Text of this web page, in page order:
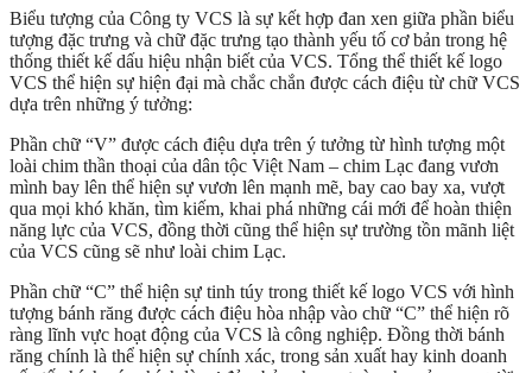
Biểu tượng của Công ty VCS là sự kết hợp đan xen giữa phần biểu
tượng đặc trưng và chữ đặc trưng tạo thành yếu tố cơ bản trong hệ
thống thiết kế dấu hiệu nhận biết của VCS. Tổng thể thiết kế logo
VCS thể hiện sự hiện đại mà chắc chắn được cách điệu từ chữ VCS
dựa trên những ý tưởng:
Phần chữ “V” được cách điệu dựa trên ý tưởng từ hình tượng một
loài chim thần thoại của dân tộc Việt Nam – chim Lạc đang vươn
mình bay lên thể hiện sự vươn lên mạnh mẽ, bay cao bay xa, vượt
qua mọi khó khăn, tìm kiếm, khai phá những cái mới để hoàn thiện
năng lực của VCS, đồng thời cũng thể hiện sự trường tồn mãnh liệt
của VCS cũng sẽ như loài chim Lạc.
Phần chữ “C” thể hiện sự tinh túy trong thiết kế logo VCS với hình
tượng bánh răng được cách điệu hòa nhập vào chữ “C” thể hiện rõ
ràng lĩnh vực hoạt động của VCS là công nghiệp. Đồng thời bánh
răng chính là thể hiện sự chính xác, trong sản xuất hay kinh doanh